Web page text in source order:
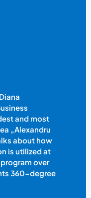
and most
„Alexandru
about how
is utilized at
over
360-degree